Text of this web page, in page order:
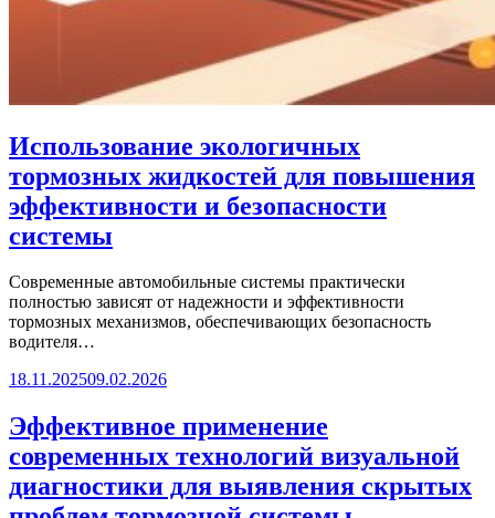
Использование экологичных
тормозных жидкостей для повышения
эффективности и безопасности
системы
Современные автомобильные системы практически
полностью зависят от надежности и эффективности
тормозных механизмов, обеспечивающих безопасность
водителя…
18.11.202509.02.2026
Эффективное применение
современных технологий визуальной
диагностики для выявления скрытых